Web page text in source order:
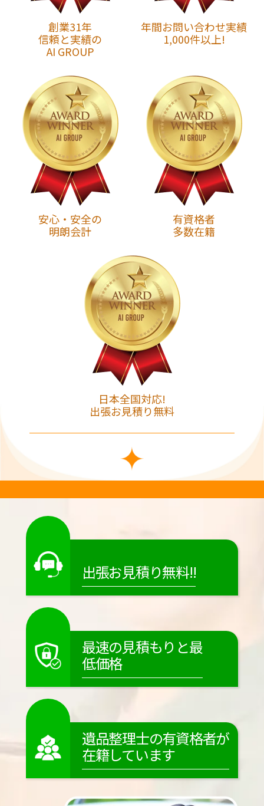
創業31年
信頼と実績の
AI GROUP
年間お問い合わせ実績
1,000件以上!
安心・安全の
明朗会計
有資格者
多数在籍
日本全国対応!
出張お見積り無料
出張お見積り無料!!
最速の見積もりと最
低価格
遺品整理士の有資格者が
在籍しています